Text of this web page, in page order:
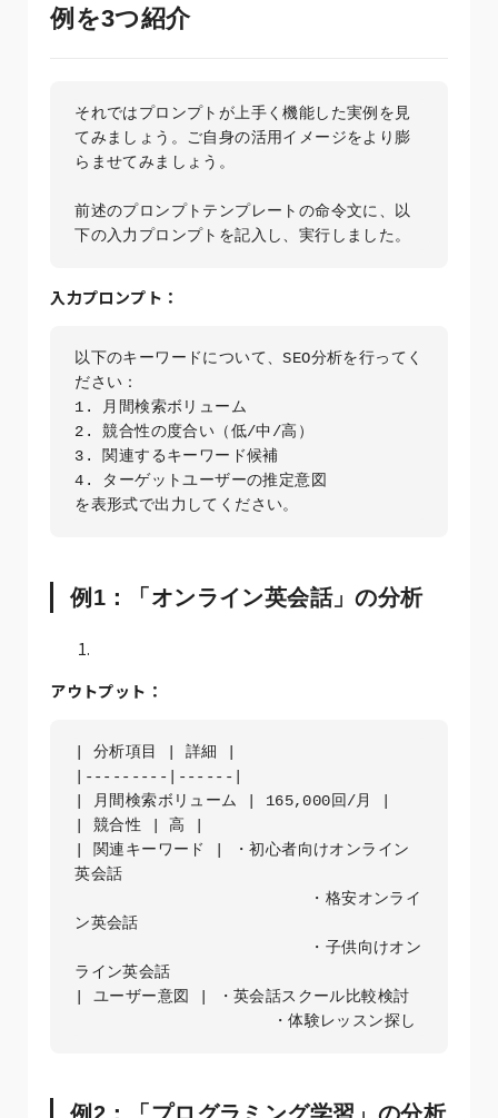
例を3つ紹介
それではプロンプトが上手く機能した実例を見
てみましょう。ご自身の活用イメージをより膨
らませてみましょう。
前述のプロンプトテンプレートの命令文に、以
下の入力プロンプトを記入し、実行しました。
入力プロンプト：
以下のキーワードについて、SEO分析を行ってく
ださい：
1. 月間検索ボリューム
2. 競合性の度合い（低/中/高）
3. 関連するキーワード候補
4. ターゲットユーザーの推定意図
を表形式で出力してください。
例1：「オンライン英会話」の分析
アウトプット：
| 分析項目 | 詳細 |
|---------|------|
| 月間検索ボリューム | 165,000回/月 |
| 競合性 | 高 |
| 関連キーワード | ・初心者向けオンライン
英会話
ン英会話
ライン英会話
| ユーザー意図 | ・英会話スクール比較検討
例2：「プログラミング学習」の分析